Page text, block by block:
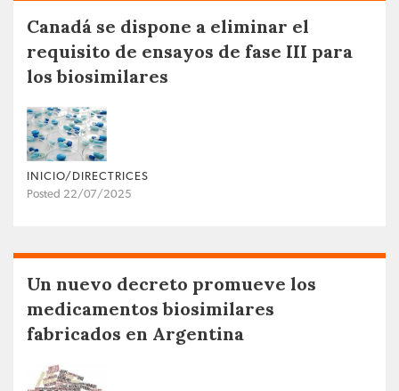
Canadá se dispone a eliminar el
requisito de ensayos de fase III para
los biosimilares
INICIO/DIRECTRICES
Posted 22/07/2025
Un nuevo decreto promueve los
medicamentos biosimilares
fabricados en Argentina